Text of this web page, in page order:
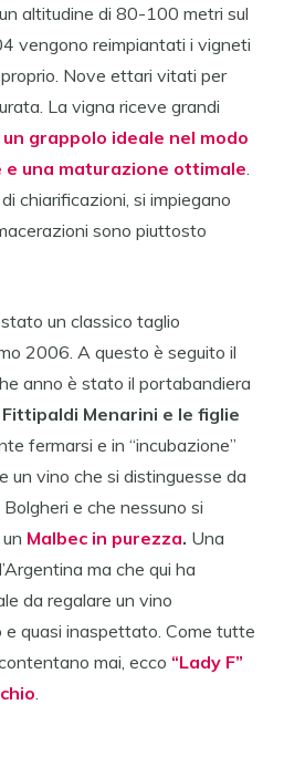
un altitudine di 80-100 metri sul
vengono reimpiantati i vigneti
Nove ettari vitati per
La vigna riceve grandi
un grappolo ideale nel modo
una maturazione ottimale
chiarificazioni, si impiegano
sono piuttosto
un classico taglio
2006. A questo è seguito il
anno è stato il portabandiera
Menarini e le figlie
fermarsi e in “incubazione”
un vino che si distinguesse da
e che nessuno si
Malbec in purezza. Una
ma che qui ha
da regalare un vino
quasi inaspettato. Come tutte
mai, ecco “Lady F”